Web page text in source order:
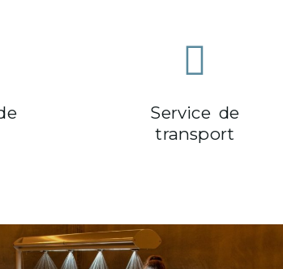
Service de
transport